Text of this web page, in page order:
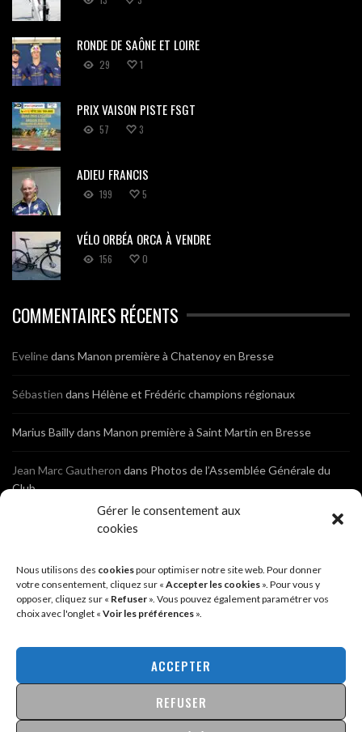
Gérer le consentement aux
cookies
Nous utilisons des cookiespour optimiser notre site web. Pour donner
votre consentement, cliquez sur « Accepter les cookies ». Pour vous y
opposer, cliquez sur « Refuser ». Vous pouvez également paramétrer vos
choix avec l'onglet « Voir les préférences ».
ACCEPTER
REFUSER
RONDE DE SAÔNE ET LOIRE
29 1
PRIX VAISON PISTE FSGT
57 3
ADIEU FRANCIS
199 5
VÉLO ORBÉA ORCA À VENDRE
156 0
COMMENTAIRES RÉCENTS
Evelinedans Manon première à Chatenoy en Bresse
Sébastien dans Hélène et Frédéric champions régionaux
Marius Baillydans Manon première à Saint Martin en Bresse
Jean Marc Gautheron dans Photos de l’Assemblée Générale du
Club
Photos de l’Assemblée Générale du Club
Sébastien dans Cyclocross de Brochon (21)
Breniauxdans Cyclocross de Brochon (21)